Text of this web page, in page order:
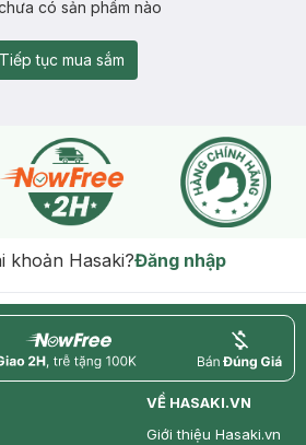
có sản phẩm nào
Tiếp tục mua sắm
khoản Hasaki?Đăng nhập
price
VỀ HASAKI.VN
Giới thiệu Hasaki.vn